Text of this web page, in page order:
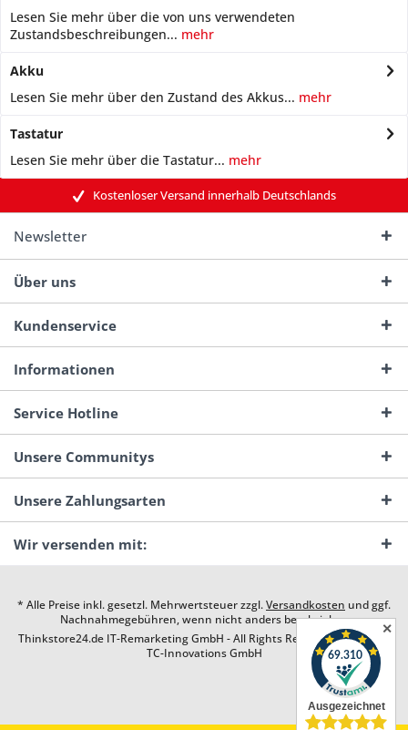
Lesen Sie mehr über die von uns verwendeten
Zustandsbeschreibungen... mehr
Akku
Lesen Sie mehr über den Zustand des Akkus... mehr
Tastatur
Lesen Sie mehr über die Tastatur... mehr
Kostenloser Versand innerhalb Deutschlands
Newsletter
Über uns
Kundenservice
Informationen
Service Hotline
Unsere Communitys
Unsere Zahlungsarten
Wir versenden mit:
* Alle Preise inkl. gesetzl. Mehrwertsteuer zzgl.Versandkosten und ggf.
Nachnahmegebühren, wenn nicht anders beschrieben
Thinkstore24.de IT-Remarketing GmbH - All Rights Reserved. Design by
TC-Innovations GmbH
✕